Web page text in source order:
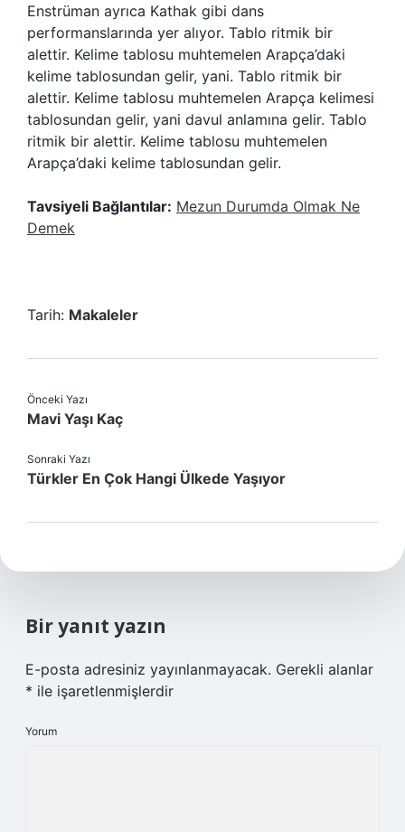
Enstrüman ayrıca Kathak gibi dans
performanslarında yer alıyor. Tablo ritmik bir
alettir. Kelime tablosu muhtemelen Arapça’daki
kelime tablosundan gelir, yani. Tablo ritmik bir
alettir. Kelime tablosu muhtemelen Arapça kelimesi
tablosundan gelir, yani davul anlamına gelir. Tablo
ritmik bir alettir. Kelime tablosu muhtemelen
Arapça’daki kelime tablosundan gelir.
Tavsiyeli Bağlantılar: Mezun Durumda Olmak Ne
Demek
Tarih: Makaleler
Önceki Yazı
Mavi Yaşı Kaç
Sonraki Yazı
Türkler En Çok Hangi Ülkede Yaşıyor
Bir yanıt yazın
E-posta adresiniz yayınlanmayacak. Gerekli alanlar
* ile işaretlenmişlerdir
Yorum